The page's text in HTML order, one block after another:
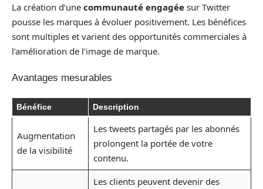
La création d’une communauté engagée sur Twitter
pousse les marques à évoluer positivement. Les bénéfices
sont multiples et varient des opportunités commerciales à
l’amélioration de l’image de marque.
Avantages mesurables
Bénéfice Description
Augmentation
de la visibilité
Les tweets partagés par les abonnés
prolongent la portée de votre
contenu.
Les clients peuvent devenir des